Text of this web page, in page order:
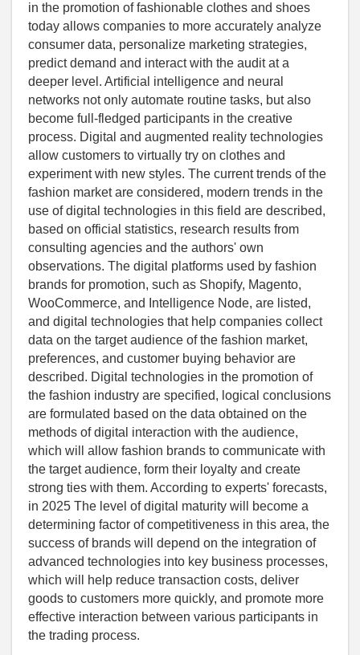
in the promotion of fashionable clothes and shoes
today allows companies to more accurately analyze
consumer data, personalize marketing strategies,
predict demand and interact with the audit at a
deeper level. Artificial intelligence and neural
networks not only automate routine tasks, but also
become full-fledged participants in the creative
process. Digital and augmented reality technologies
allow customers to virtually try on clothes and
experiment with new styles. The current trends of the
fashion market are considered, modern trends in the
use of digital technologies in this field are described,
based on official statistics, research results from
consulting agencies and the authors' own
observations. The digital platforms used by fashion
brands for promotion, such as Shopify, Magento,
WooCommerce, and Intelligence Node, are listed,
and digital technologies that help companies collect
data on the target audience of the fashion market,
preferences, and customer buying behavior are
described. Digital technologies in the promotion of
the fashion industry are specified, logical conclusions
are formulated based on the data obtained on the
methods of digital interaction with the audience,
which will allow fashion brands to communicate with
the target audience, form their loyalty and create
strong ties with them. According to experts' forecasts,
in 2025 The level of digital maturity will become a
determining factor of competitiveness in this area, the
success of brands will depend on the integration of
advanced technologies into key business processes,
which will help reduce transaction costs, deliver
goods to customers more quickly, and promote more
effective interaction between various participants in
the trading process.